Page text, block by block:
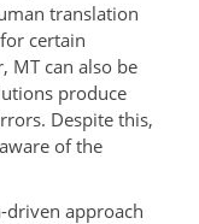
translation
certain
MT can also be
produce
Despite this,
of the
driven approach